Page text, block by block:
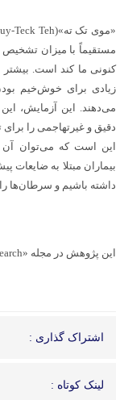
مستقیماً با میزان
کنونی ما کند است. بیشتر
زیادی برای خوش‌خیم
می‌دهند. این آزمایش،
دقیق و غیرتهاجمی را برای
این است که می‌توان آن
بیماران مبتلا به
داشته باشیم و سرطان‌ها
این پژوهش در مجله «Biomarker Research» به چاپ رسید.
اشتراک گذاری :
لینک کوتاه :